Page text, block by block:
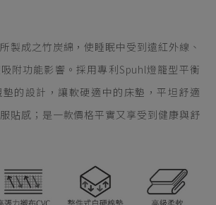
製成之竹炭綿，使睡眠中受到遠紅外線、
附功能影響。採用專利Spuhl燈籠型平衡
的設計，讓軟硬適中的床墊，平坦舒適
貼感；是一款價格平實又享受到健康與舒